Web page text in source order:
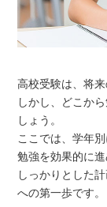
高校受験は、将
しかし、どこか
しょう。
ここでは、学年
勉強を効果的に
しっかりとした
への第一歩です。